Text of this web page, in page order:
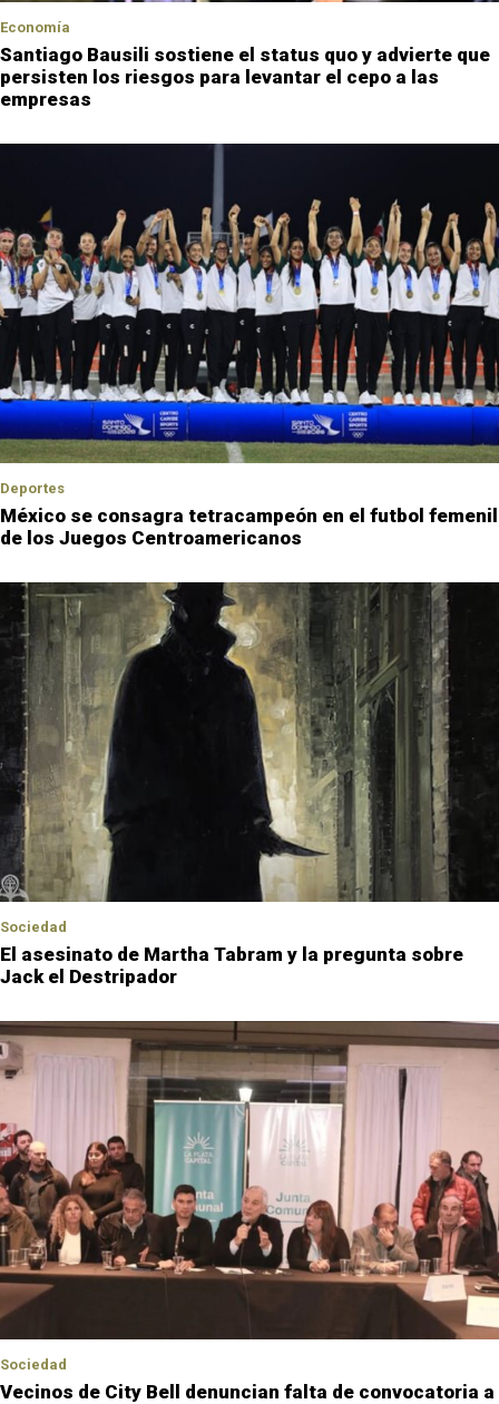
Economía
Santiago Bausili sostiene el status quo y advierte que
persisten los riesgos para levantar el cepo a las
empresas
Deportes
México se consagra tetracampeón en el futbol femenil
de los Juegos Centroamericanos
Sociedad
El asesinato de Martha Tabram y la pregunta sobre
Jack el Destripador
Sociedad
Vecinos de City Bell denuncian falta de convocatoria a